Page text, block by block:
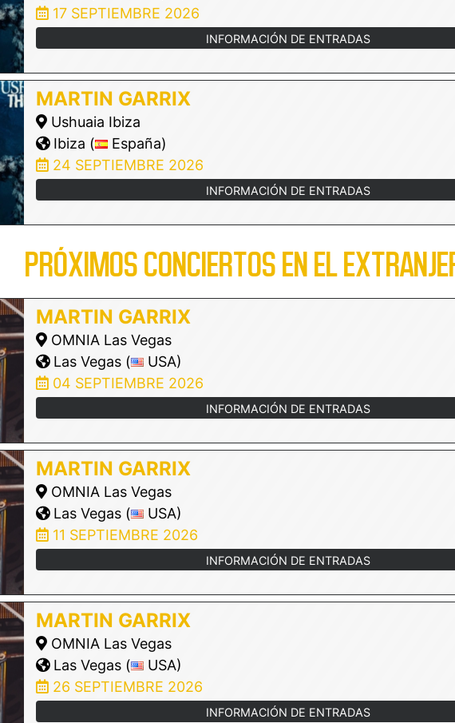
17 SEPTIEMBRE 2026
INFORMACIÓN DE ENTRADAS
MARTIN GARRIX
Ushuaia Ibiza
Ibiza (
España)
24 SEPTIEMBRE 2026
INFORMACIÓN DE ENTRADAS
PRÓXIMOS CONCIERTOS EN EL
MARTIN GARRIX
OMNIA Las Vegas
Las Vegas (
USA)
04 SEPTIEMBRE 2026
INFORMACIÓN DE ENTRADAS
MARTIN GARRIX
OMNIA Las Vegas
Las Vegas (
USA)
11 SEPTIEMBRE 2026
INFORMACIÓN DE ENTRADAS
MARTIN GARRIX
OMNIA Las Vegas
Las Vegas (
USA)
26 SEPTIEMBRE 2026
INFORMACIÓN DE ENTRADAS